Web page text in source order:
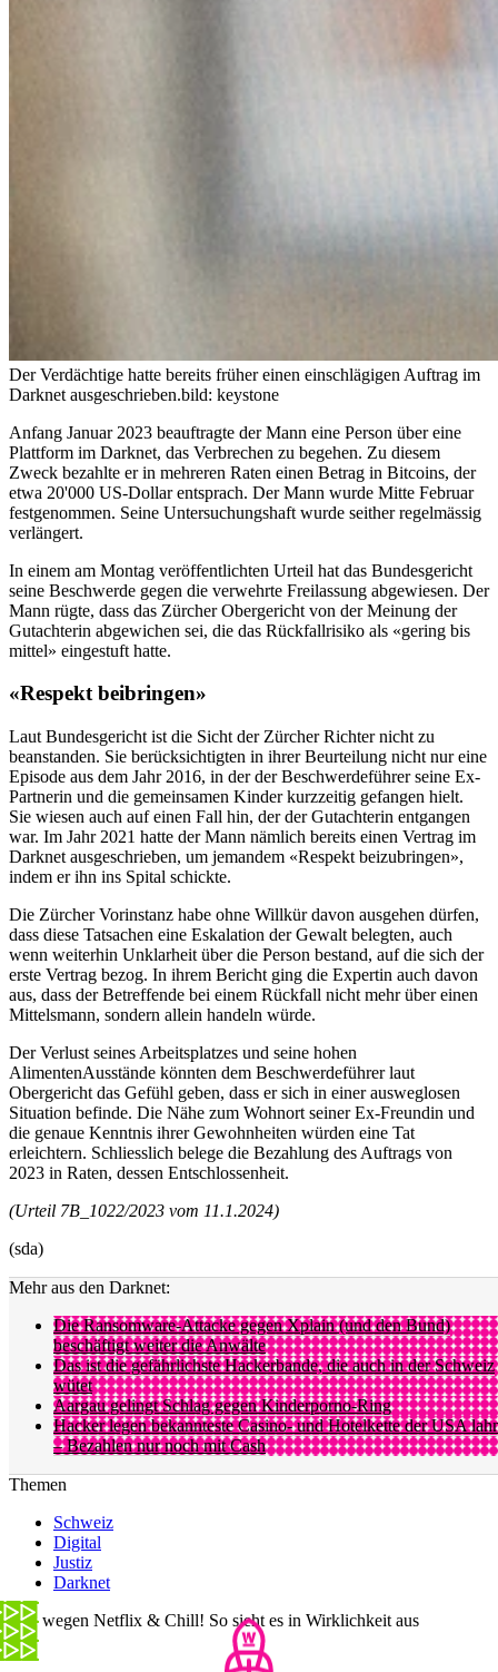
Der Verdächtige hatte bereits früher einen einschlägigen Auftrag im
Darknet ausgeschrieben.bild: keystone
Anfang Januar 2023 beauftragte der Mann eine Person über eine
Plattform im Darknet, das Verbrechen zu begehen. Zu diesem
Zweck bezahlte er in mehreren Raten einen Betrag in Bitcoins, der
etwa 20'000 US-Dollar entsprach. Der Mann wurde Mitte Februar
festgenommen. Seine Untersuchungshaft wurde seither regelmässig
verlängert.
In einem am Montag veröffentlichten Urteil hat das Bundesgericht
seine Beschwerde gegen die verwehrte Freilassung abgewiesen. Der
Mann rügte, dass das Zürcher Obergericht von der Meinung der
Gutachterin abgewichen sei, die das Rückfallrisiko als «gering bis
mittel» eingestuft hatte.
«Respekt beibringen»
Laut Bundesgericht ist die Sicht der Zürcher Richter nicht zu
beanstanden. Sie berücksichtigten in ihrer Beurteilung nicht nur eine
Episode aus dem Jahr 2016, in der der Beschwerdeführer seine Ex-
Partnerin und die gemeinsamen Kinder kurzzeitig gefangen hielt.
Sie wiesen auch auf einen Fall hin, der der Gutachterin entgangen
war. Im Jahr 2021 hatte der Mann nämlich bereits einen Vertrag im
Darknet ausgeschrieben, um jemandem «Respekt beizubringen»,
indem er ihn ins Spital schickte.
Die Zürcher Vorinstanz habe ohne Willkür davon ausgehen dürfen,
dass diese Tatsachen eine Eskalation der Gewalt belegten, auch
wenn weiterhin Unklarheit über die Person bestand, auf die sich der
erste Vertrag bezog. In ihrem Bericht ging die Expertin auch davon
aus, dass der Betreffende bei einem Rückfall nicht mehr über einen
Mittelsmann, sondern allein handeln würde.
Der Verlust seines Arbeitsplatzes und seine hohen
AlimentenAusstände könnten dem Beschwerdeführer laut
Obergericht das Gefühl geben, dass er sich in einer ausweglosen
Situation befinde. Die Nähe zum Wohnort seiner Ex-Freundin und
die genaue Kenntnis ihrer Gewohnheiten würden eine Tat
erleichtern. Schliesslich belege die Bezahlung des Auftrags von
2023 in Raten, dessen Entschlossenheit.
(Urteil 7B_1022/2023 vom 11.1.2024)
(sda)
Mehr aus den Darknet:
Die Ransomware-Attacke gegen Xplain (und den Bund)
beschäftigt weiter die Anwälte
Das ist die gefährlichste Hackerbande, die auch in der Schweiz
wütet
Aargau gelingt Schlag gegen Kinderporno-Ring
Hacker legen bekannteste Casino- und Hotelkette der USA
– Bezahlen nur noch mit Cash
Themen
Schweiz
Digital
Justiz
Darknet
Von wegen Netflix & Chill! So sieht es in Wirklichkeit aus